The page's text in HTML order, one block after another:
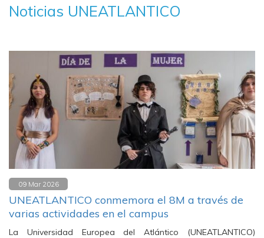
Noticias UNEATLANTICO
09 Mar 2026
UNEATLANTICO conmemora el 8M a través de
varias actividades en el campus
La Universidad Europea del Atlántico (UNEATLANTICO)